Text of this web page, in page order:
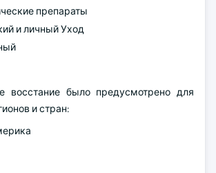
препараты
и личный Уход
восстание было предусмотрено для
и стран: